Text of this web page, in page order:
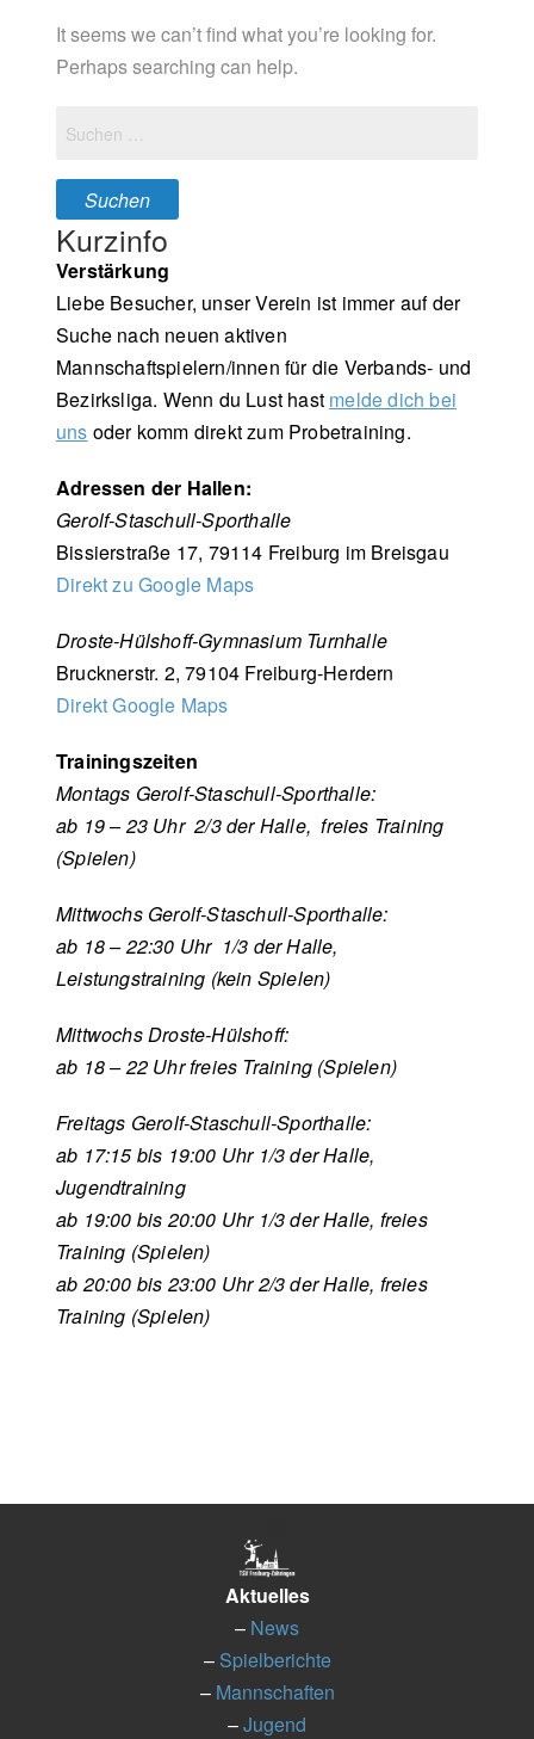
INFOS+KONTAKT
It seems we can’t find what you’re looking for.
Perhaps searching can help.
nach:
Kurzinfo
Verstärkung
Liebe Besucher, unser Verein ist immer auf der
Suche nach neuen aktiven
Mannschaftspielern/innen für die Verbands- und
Bezirksliga. Wenn du Lust hast melde dich bei
uns oder komm direkt zum Probetraining.
Adressen der Hallen:
Gerolf-Staschull-Sporthalle
Bissierstraße 17, 79114 Freiburg im Breisgau
Direkt zu Google Maps
Droste-Hülshoff-Gymnasium Turnhalle
Brucknerstr. 2, 79104 Freiburg-Herdern
Direkt Google Maps
Trainingszeiten
Montags Gerolf-Staschull-Sporthalle:
ab 19 – 23 Uhr 2/3 der Halle, freies Training
(Spielen)
Mittwochs Gerolf-Staschull-Sporthalle:
ab 18 – 22:30 Uhr 1/3 der Halle,
Leistungstraining (kein Spielen)
Mittwochs Droste-Hülshoff:
ab 18 – 22 Uhr freies Training (Spielen)
Freitags Gerolf-Staschull-Sporthalle:
ab 17:15 bis 19:00 Uhr 1/3 der Halle,
Jugendtraining
ab 19:00 bis 20:00 Uhr 1/3 der Halle, freies
Training (Spielen)
ab 20:00 bis 23:00 Uhr 2/3 der Halle, freies
Training (Spielen)
Aktuelles
– News
– Spielberichte
– Mannschaften
–Jugend